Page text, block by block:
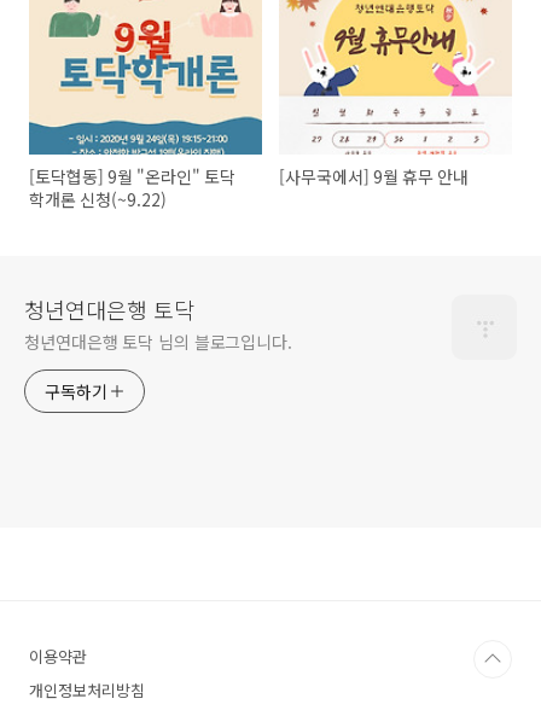
[토닥협동] 9월 "온라인" 토닥
학개론 신청(~9.22)
[사무국에서] 9월 휴무 안내
청년연대은행 토닥
청년연대은행 토닥 님의 블로그입니다.
구독하기
이용약관
개인정보처리방침